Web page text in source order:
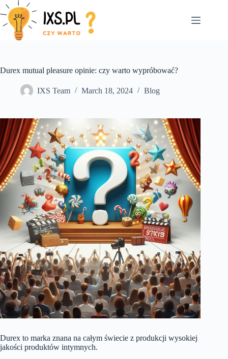
Skip
to
content
Durex mutual pleasure opinie: czy warto wypróbować?
IXS Team March 18, 2024 Blog
Durex to marka znana na całym świecie z produkcji wysokiej
jakości produktów intymnych.